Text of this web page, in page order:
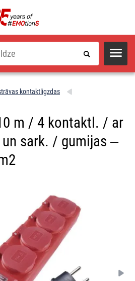
kontaktligzdas
m / 4 kontaktl. / ar
sark. / gumijas ‒